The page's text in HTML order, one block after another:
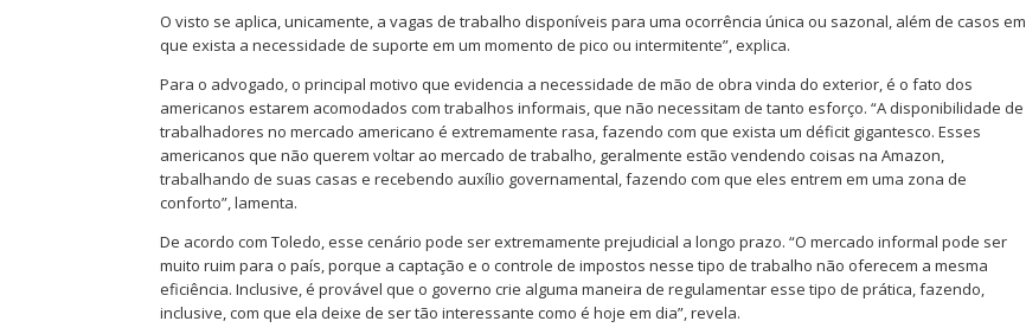
O visto se aplica, unicamente, a vagas de trabalho disponíveis para uma ocorrência única ou sazonal, além de casos em
que exista a necessidade de suporte em um momento de pico ou intermitente”, explica.
Para o advogado, o principal motivo que evidencia a necessidade de mão de obra vinda do exterior, é o fato dos
americanos estarem acomodados com trabalhos informais, que não necessitam de tanto esforço. “A disponibilidade de
trabalhadores no mercado americano é extremamente rasa, fazendo com que exista um déficit gigantesco. Esses
americanos que não querem voltar ao mercado de trabalho, geralmente estão vendendo coisas na Amazon,
trabalhando de suas casas e recebendo auxílio governamental, fazendo com que eles entrem em uma zona de
conforto”, lamenta.
De acordo com Toledo, esse cenário pode ser extremamente prejudicial a longo prazo. “O mercado informal pode ser
muito ruim para o país, porque a captação e o controle de impostos nesse tipo de trabalho não oferecem a mesma
eficiência. Inclusive, é provável que o governo crie alguma maneira de regulamentar esse tipo de prática, fazendo,
inclusive, com que ela deixe de ser tão interessante como é hoje em dia”, revela.